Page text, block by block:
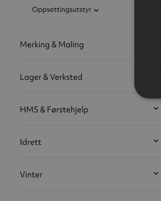
Oppsettingsutstyr
Merking & Maling
Lager & Verksted
HMS & Førstehjelp
Idrett
Vinter